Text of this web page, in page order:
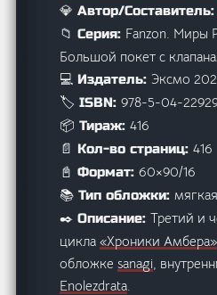
💎 Автор/Составитель:
📁 Серия: Fanzon. Миры
Большой покет с
💻 Издатель: Эксмо
🏷️ ISBN:978-5-04-
📦 Тираж:416
📄 Кол-во страниц:416
📓 Формат:60×90/16
📚 Тип обложки:мягкая
✒️ Описание:Третий и
цикла«Хроники Амбера»
обложкеsanagi ,
Enolezdrata